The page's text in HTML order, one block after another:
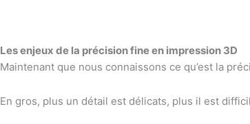
Les enjeux de la précision fine en impression 3D
Maintenant que nous connaissons ce qu’est la
En gros, plus un détail est délicats, plus il est